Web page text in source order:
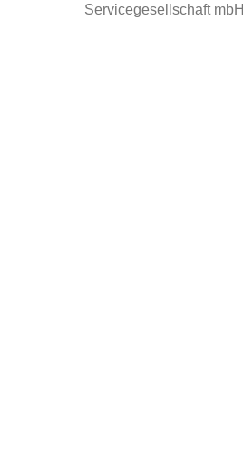
Servicegesellschaft mbH